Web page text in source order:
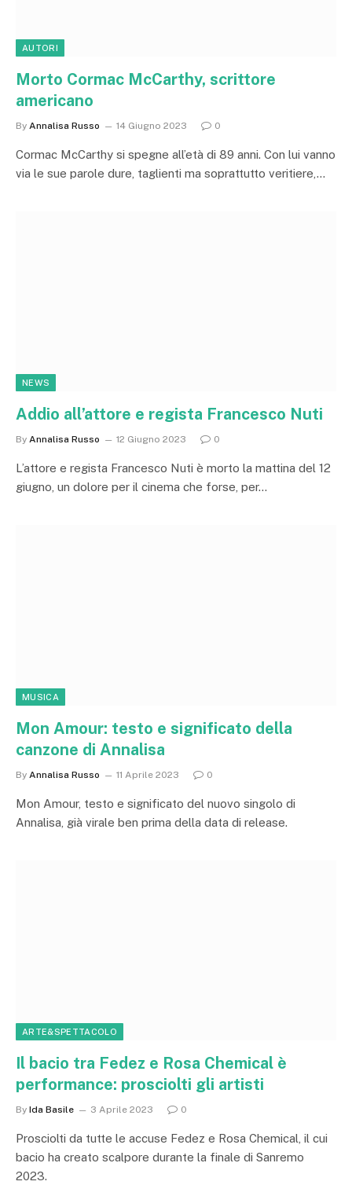
AUTORI
Morto Cormac McCarthy, scrittore
americano
By Annalisa Russo 14 Giugno 2023 0
Cormac McCarthy si spegne all’età di 89 anni. Con lui vanno
via le sue parole dure, taglienti ma soprattutto veritiere,…
NEWS
Addio all’attore e regista Francesco Nuti
By Annalisa Russo 12 Giugno 2023 0
L’attore e regista Francesco Nuti è morto la mattina del 12
giugno, un dolore per il cinema che forse, per…
MUSICA
Mon Amour: testo e significato della
canzone di Annalisa
By Annalisa Russo 11 Aprile 2023 0
Mon Amour, testo e significato del nuovo singolo di
Annalisa, già virale ben prima della data di release.
ARTE&SPETTACOLO
Il bacio tra Fedez e Rosa Chemical è
performance: prosciolti gli artisti
By Ida Basile 3 Aprile 2023 0
Prosciolti da tutte le accuse Fedez e Rosa Chemical, il cui
bacio ha creato scalpore durante la finale di Sanremo
2023.